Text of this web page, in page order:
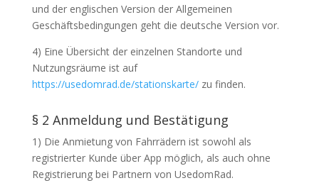
und der englischen Version der Allgemeinen
Geschäftsbedingungen geht die deutsche Version vor.
4) Eine Übersicht der einzelnen Standorte und
Nutzungsräume ist auf
https://usedomrad.de/stationskarte/zu finden.
§ 2 Anmeldung und Bestätigung
1) Die Anmietung von Fahrrädern ist sowohl als
registrierter Kunde über App möglich, als auch ohne
Registrierung bei Partnern von UsedomRad.